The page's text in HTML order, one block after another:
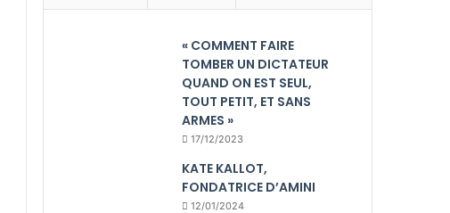
« COMMENT FAIRE
TOMBER UN DICTATEUR
QUAND ON EST SEUL,
TOUT PETIT, ET SANS
ARMES »
17/12/2023
KATE KALLOT,
FONDATRICE D’AMINI
12/01/2024